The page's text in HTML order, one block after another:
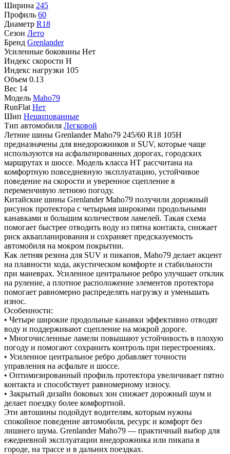
Ширина 245
Профиль 60
Диаметр R18
Сезон Лето
Бренд Grenlander
Усиленные боковины Нет
Индекс скорости H
Индекс нагрузки 105
Объем 0.13
Вес 14
Модель Maho79
RunFlat Нет
Шип Нешипованные
Тип автомобиля Легковой
Летние шины Grenlander Maho79 245/60 R18 105H
предназначены для внедорожников и SUV, которые чаще
используются на асфальтированных дорогах, городских
маршрутах и шоссе. Модель класса HT рассчитана на
комфортную повседневную эксплуатацию, устойчивое
поведение на скорости и уверенное сцепление в
переменчивую летнюю погоду.
Китайские шины Grenlander Maho79 получили дорожный
рисунок протектора с четырьмя широкими продольными
канавками и большим количеством ламелей. Такая схема
помогает быстрее отводить воду из пятна контакта, снижает
риск аквапланирования и сохраняет предсказуемость
автомобиля на мокром покрытии.
Как летняя резина для SUV и пикапов, Maho79 делает акцент
на плавности хода, акустическом комфорте и стабильности
при маневрах. Усиленное центральное ребро улучшает отклик
на руление, а плотное расположение элементов протектора
помогает равномерно распределять нагрузку и уменьшать
износ.
Особенности:
• Четыре широкие продольные канавки эффективно отводят
воду и поддерживают сцепление на мокрой дороге.
• Многочисленные ламели повышают устойчивость в плохую
погоду и помогают сохранить контроль при перестроениях.
• Усиленное центральное ребро добавляет точности
управления на асфальте и шоссе.
• Оптимизированный профиль протектора увеличивает пятно
контакта и способствует равномерному износу.
• Закрытый дизайн боковых зон снижает дорожный шум и
делает поездку более комфортной.
Эти автошины подойдут водителям, которым нужны
спокойное поведение автомобиля, ресурс и комфорт без
лишнего шума. Grenlander Maho79 — практичный выбор для
ежедневной эксплуатации внедорожника или пикапа в
городе, на трассе и в дальних поездках.